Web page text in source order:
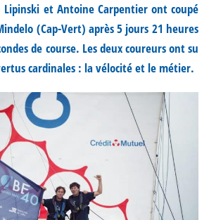
et Antoine Carpentier ont coupé
(Cap-Vert) après 5 jours 21 heures
de course. Les deux coureurs ont su
cardinales : la vélocité et le métier.